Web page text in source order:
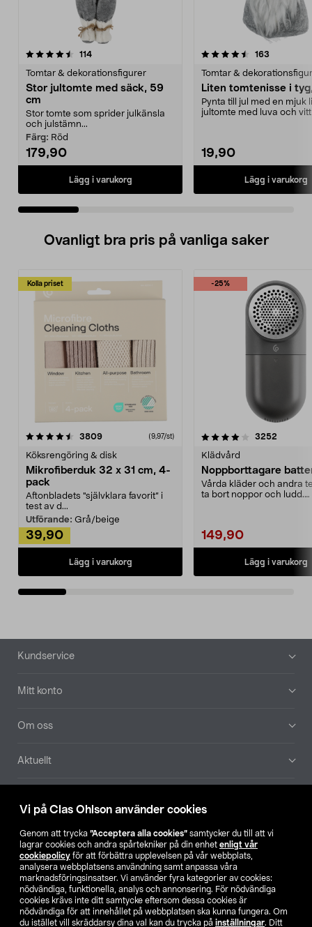
Vi på Clas Ohlson använder cookies
Genom att trycka ”Acceptera alla cookies” samtycker du till att vi
lagrar cookies och andra spårtekniker på din enhet enligt vår
cookiepolicy för att förbättra upplevelsen på vår webbplats,
analysera webbplatsens användning samt anpassa våra
marknadsföringsinsatser. Vi använder fyra kategorier av cookies:
nödvändiga, funktionella, analys och annonsering. För nödvändiga
cookies krävs inte ditt samtycke eftersom dessa cookies är
nödvändiga för att innehållet på webbplatsen ska kunna fungera. Om
du istället vill skräddarsy dina val kan du trycka på inställningar. Ditt
114recensioner
Tomtar & dekorationsfigurer
Stor jultomte med säck, 59
cm
Stor tomte som sprider julkänsla
och julstämn...
Färg: Röd
179,90
Lägg i varukorg
4.5 av 5 stjärnor 163
Tomtar &
Liten tomtenisse i
Pynta till jul med en mjuk
jultomte med luva och
19,90
Lägg i varukorg
4.5 av 5 stjärnor
Ovanligt bra pris på vanliga saker
Kolla priset
3809recensioner (9,97/st)
Köksrengöring & disk
Mikrofiberduk 32 x 31 cm, 4-
pack
Aftonbladets "självklara favorit” i
test av d...
Utförande: Grå/beige
39,90
Lägg i varukorg
-25%
4.0av 5 stjärnor 3252
Klädvård
Noppborttagare
Vårda kläder och andra
ta bort noppor och ludd.
149,90
Lägg i varukorg
4.5av 5 stjärnor
Sidfot
Kundservice
Mitt konto
Om oss
Aktuellt
Hitta butik
SE NO FI